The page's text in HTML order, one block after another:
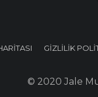
GİZLİLİK
© 2020 Jale